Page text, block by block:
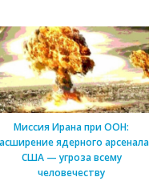
Миссия Ирана при ООН:
ядерного арсенала
США — угроза всему
человечеству